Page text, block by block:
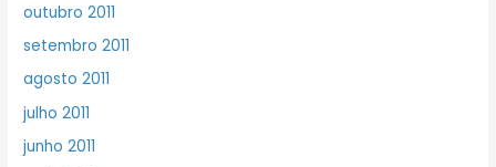
outubro 2011
setembro 2011
agosto 2011
julho 2011
junho 2011